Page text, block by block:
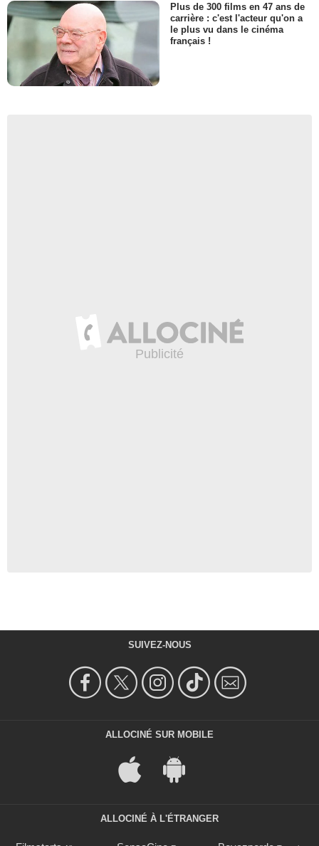
Plus de 300 films en 47 ans de
carrière : c'est l'acteur qu'on a
le plus vu dans le cinéma
français !
SUIVEZ-NOUS
ALLOCINÉ SUR MOBILE
ALLOCINÉ À L'ÉTRANGER